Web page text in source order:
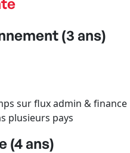
(3 ans)
sur flux admin & finance
plusieurs pays
(4 ans)